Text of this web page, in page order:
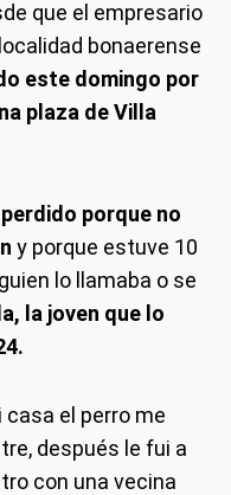
que el empresario
bonaerense
este domingo por
plaza de Villa
porque no
y porque estuve 10
lo llamaba o se
la joven que lo
casa el perro me
después le fui a
con una vecina